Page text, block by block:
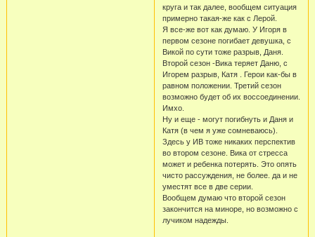
круга и так далее, вообщем ситуация
примерно такая-же как с Лерой.
Я все-же вот как думаю. У Игоря в
первом сезоне погибает девушка, с
Викой по сути тоже разрыв, Даня.
Второй сезон -Вика теряет Даню, с
Игорем разрыв, Катя . Герои как-бы в
равном положении. Третий сезон
возможно будет об их воссоединении.
Имхо.
Ну и еще - могут погибнуть и Даня и
Катя (в чем я уже сомневаюсь).
Здесь у ИВ тоже никаких перспектив
во втором сезоне. Вика от стресса
может и ребенка потерять. Это опять
чисто рассуждения, не более. да и не
уместят все в две серии.
Вообщем думаю что второй сезон
закончится на миноре, но возможно с
лучиком надежды.